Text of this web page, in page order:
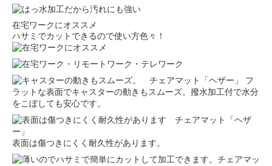
在宅ワークにオススメ
ハサミでカットできるので使い方色々！
フ
ラットな表面でキャスターの動きもスムーズ。撥水加工付で水分
をこぼしても安心です。
表面は傷つきにくく耐久性があります。